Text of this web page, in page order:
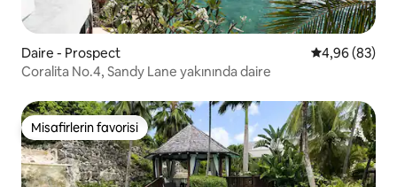
Daire - Prospect 5 üzerinden
4,96 (83)
Coralita No.4, Sandy Lane yakınında daire
Misafirlerin favorisi
Misafirlerin favorisi